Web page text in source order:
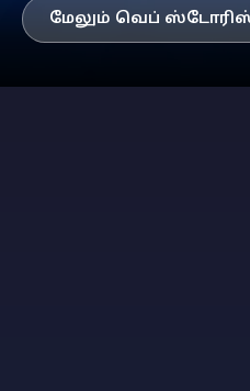
மேலும் வெப்